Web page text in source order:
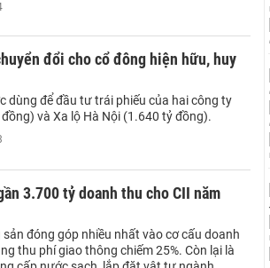
đổi cho cổ đông hiện hữu, huy
dùng để đầu tư trái phiếu của hai công ty
và Xa lộ Hà Nội (1.640 tỷ đồng).
3.700 tỷ doanh thu cho CII năm
đóng góp nhiều nhất vào cơ cấu doanh
thu phí giao thông chiếm 25%. Còn lại là